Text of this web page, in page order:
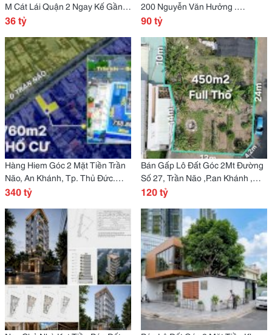
M Cát Lái Quận 2 Ngay Kế Gần
Sông
36 tỷ
200 Nguyễn Văn Hưởng .
Phường Thảo Điền, Quận 2.
90 tỷ
Hàng Hiem Góc 2 Mặt Tiền Trần
Não, An Khánh, Tp. Thủ Đức.
Mặt Tiền Hông Là Đường Số 23.
340 tỷ
Bán Gấp Lô Đất Góc 2Mt Đường
Số 27, Trần Não ,P.an Khánh ,
Trần Não , Quận 2
120 tỷ